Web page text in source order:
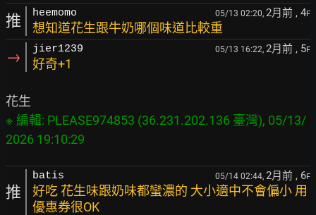
推 heemomo 05/13 02:20, 2月前 , 4F
想知道花生跟牛奶哪個味道比較重
→ jier1239 05/13 16:22, 2月前 , 5F
好奇+1
※ 編輯: PLEASE974853 (36.231.202.136 臺灣), 05/13/
推
batis 05/14 02:44, 2月前 , 6F
好吃 花生味跟奶味都蠻濃的 大小適中不會偏小 用
優惠券很OK